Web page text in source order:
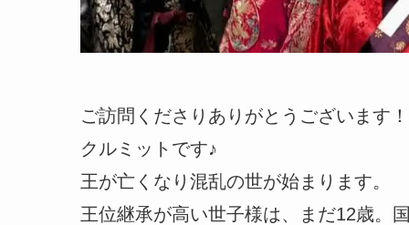
ご訪問くださりありがとうございます！
クルミットです♪
王が亡くなり混乱の世が始まります。
王位継承が高い世子様は、まだ12歳。